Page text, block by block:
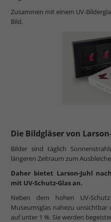
Zusammen mit einem UV-
Bild.
Die Bildgläser von
Bilder sind täglich
längeren Zeitraum zum
Daher bietet Larson-Juhl
mit UV-Schutz-Glas an.
Neben dem hohen UV-
Museumsglas nahezu
auf unter 1 %. Sie werden